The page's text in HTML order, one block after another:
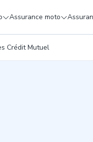
Assurance moto
Crédit Mutuel